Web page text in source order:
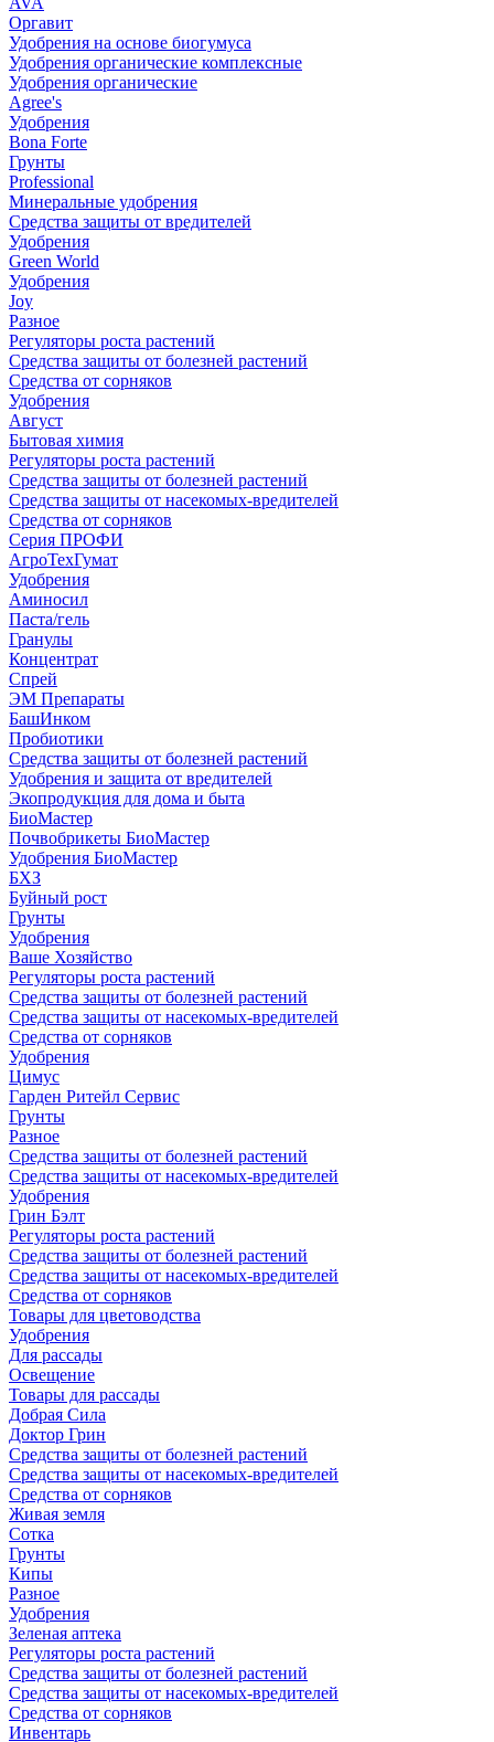
Оргавит
Удобрения на основе биогумуса
Удобрения органические комплексные
Удобрения органические
Agree's
Удобрения
Bona Forte
Грунты
Professional
Минеральные удобрения
Средства защиты от вредителей
Удобрения
Green World
Удобрения
Joy
Разное
Регуляторы роста растений
Средства защиты от болезней растений
Средства от сорняков
Удобрения
Август
Бытовая химия
Регуляторы роста растений
Средства защиты от болезней растений
Средства защиты от насекомых-вредителей
Средства от сорняков
Серия ПРОФИ
АгроТехГумат
Удобрения
Аминосил
Паста/гель
Гранулы
Концентрат
Спрей
ЭМ Препараты
БашИнком
Пробиотики
Средства защиты от болезней растений
Удобрения и защита от вредителей
Экопродукция для дома и быта
БиоМастер
Почвобрикеты БиоМастер
Удобрения БиоМастер
БХЗ
Буйный рост
Грунты
Удобрения
Ваше Хозяйство
Регуляторы роста растений
Средства защиты от болезней растений
Средства защиты от насекомых-вредителей
Средства от сорняков
Удобрения
Цимус
Гарден Ритейл Сервис
Грунты
Разное
Средства защиты от болезней растений
Средства защиты от насекомых-вредителей
Удобрения
Грин Бэлт
Регуляторы роста растений
Средства защиты от болезней растений
Средства защиты от насекомых-вредителей
Средства от сорняков
Товары для цветоводства
Удобрения
Для рассады
Освещение
Товары для рассады
Добрая Сила
Доктор Грин
Средства защиты от болезней растений
Средства защиты от насекомых-вредителей
Средства от сорняков
Живая земля
Сотка
Грунты
Кипы
Разное
Удобрения
Зеленая аптека
Регуляторы роста растений
Средства защиты от болезней растений
Средства защиты от насекомых-вредителей
Средства от сорняков
Инвентарь